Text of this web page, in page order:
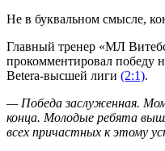
Не в буквальном смысле,
Главный тренер «МЛ
прокомментировал победу
Betera-высшей лиги (2:1).
— Победа заслуженная.
конца. Молодые ребята
всех причастных к этому